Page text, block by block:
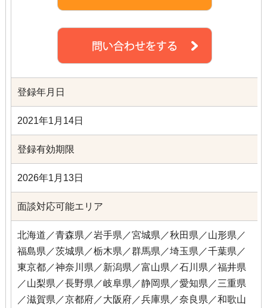
登録年月日
2021年1月14日
登録有効期限
2026年1月13日
面談対応可能エリア
北海道／青森県／岩手県／宮城県／秋田県／山形県／
福島県／茨城県／栃木県／群馬県／埼玉県／千葉県／
東京都／神奈川県／新潟県／富山県／石川県／福井県
／山梨県／長野県／岐阜県／静岡県／愛知県／三重県
／滋賀県／京都府／大阪府／兵庫県／奈良県／和歌山